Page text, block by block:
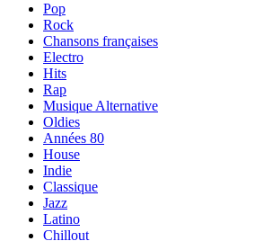
Pop
Rock
Chansons françaises
Electro
Hits
Rap
Musique Alternative
Oldies
Années 80
House
Indie
Classique
Jazz
Latino
Chillout